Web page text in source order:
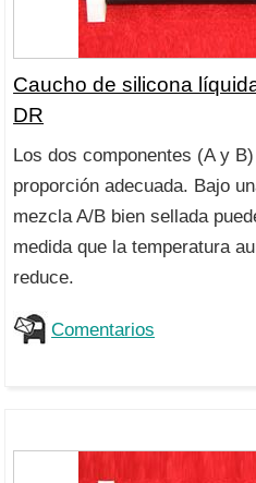
Caucho de silicona
DR
Los dos componentes (A y
proporción adecuada. Bajo
mezcla A/B bien sellada
medida que la temperatura
reduce.
Comentarios